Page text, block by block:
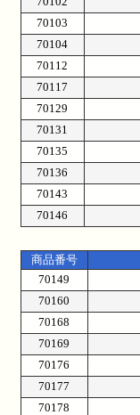
70103
70104
70112
70117
70129
70131
70135
70136
70143
70146
商品番号
70149
70160
70168
70169
70176
70177
70178